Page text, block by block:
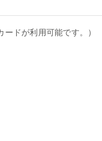
ドが利用可能です。）